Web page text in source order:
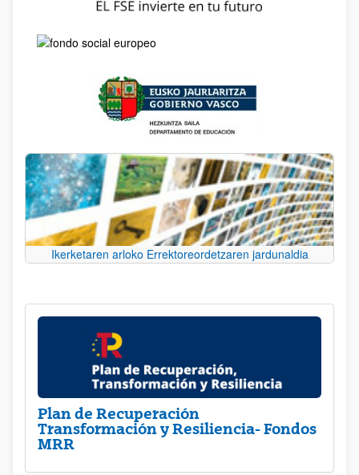
Ikerketaren arloko Errektoreordetzaren jardunaldia
Plan de Recuperación
Transformación y Resiliencia- Fondos
MRR